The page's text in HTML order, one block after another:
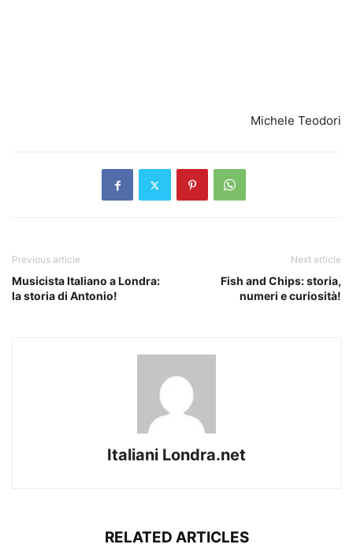
Michele Teodori
Previous article
Musicista Italiano a Londra:
la storia di Antonio!
Next article
Fish and Chips: storia,
numeri e curiosità!
Italiani Londra.net
RELATED ARTICLES